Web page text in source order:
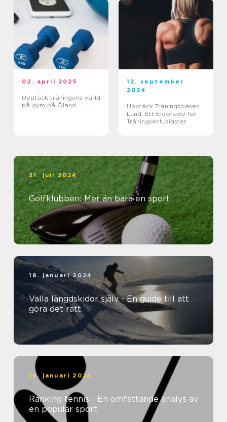
02. april 2025
Upptäck träningens värld
på gym på Öland
12. september
2024
Upptäck Träningsoasen
Lund: Ett Eldorado för
Träningsentusiaster
31. juli 2024
Golfklubben: Mer än bara en sport
18. januari 2024
Valla längdskidor själv - En guide till att
göra det rätt
18. januari 2024
Ranking tennis - En omfattande analys av
en populär sport